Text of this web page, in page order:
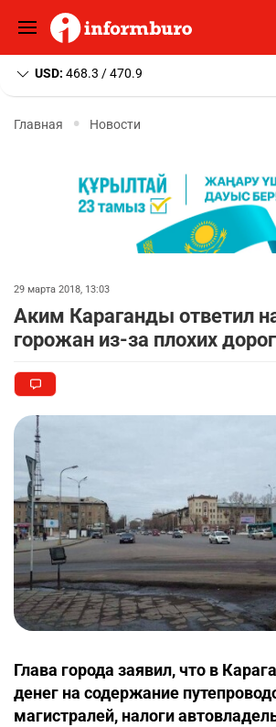
USD: 468.3 / 470.9
Главная Новости
29 марта 2018, 13:03
Аким Караганды ответил
горожан из-за плохих дорог
Глава города заявил, что в
денег на содержание
магистралей, налоги